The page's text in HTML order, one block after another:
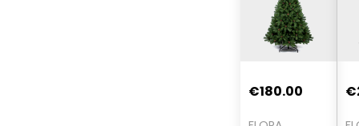
€180.00